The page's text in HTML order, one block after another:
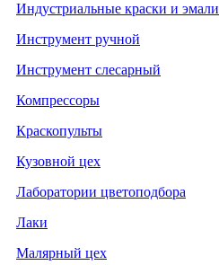
Индустриальные краски и эмали
Инструмент ручной
Инструмент слесарный
Компрессоры
Краскопульты
Кузовной цех
Лаборатории цветоподбора
Лаки
Малярный цех